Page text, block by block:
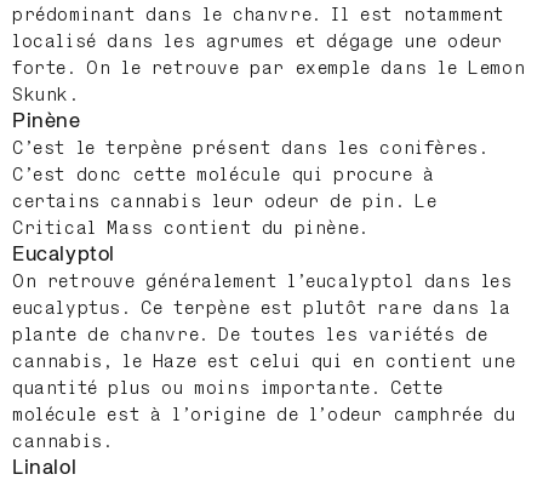
prédominant dans le chanvre. Il est notamment
localisé dans les agrumes et dégage une odeur
forte. On le retrouve par exemple dans le Lemon
Skunk.
Pinène
C’est le terpène présent dans les conifères.
C’est donc cette molécule qui procure à
certains cannabis leur odeur de pin. Le
Critical Mass contient du pinène.
Eucalyptol
On retrouve généralement l’eucalyptol dans les
eucalyptus. Ce terpène est plutôt rare dans la
plante de chanvre. De toutes les variétés de
cannabis, le Haze est celui qui en contient une
quantité plus ou moins importante. Cette
molécule est à l’origine de l’odeur camphrée du
cannabis.
Linalol